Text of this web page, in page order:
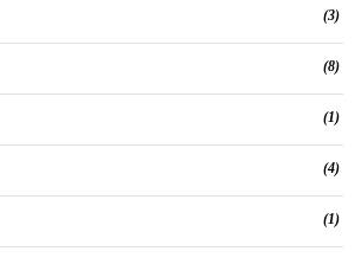
(3)
(8)
(1)
(4)
(1)